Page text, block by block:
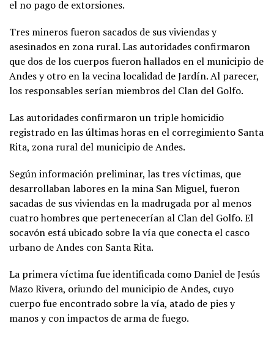
el no pago de extorsiones.
Tres mineros fueron sacados de sus viviendas y
asesinados en zona rural. Las autoridades confirmaron
que dos de los cuerpos fueron hallados en el municipio de
Andes y otro en la vecina localidad de Jardín. Al parecer,
los responsables serían miembros del Clan del Golfo.
Las autoridades confirmaron un triple homicidio
registrado en las últimas horas en el corregimiento Santa
Rita, zona rural del municipio de Andes.
Según información preliminar, las tres víctimas, que
desarrollaban labores en la mina San Miguel, fueron
sacadas de sus viviendas en la madrugada por al menos
cuatro hombres que pertenecerían al Clan del Golfo. El
socavón está ubicado sobre la vía que conecta el casco
urbano de Andes con Santa Rita.
La primera víctima fue identificada como Daniel de Jesús
Mazo Rivera, oriundo del municipio de Andes, cuyo
cuerpo fue encontrado sobre la vía, atado de pies y
manos y con impactos de arma de fuego.